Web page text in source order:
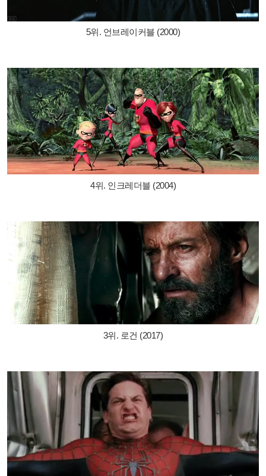
5위. 언브레이커블 (2000)
4위. 인크레더블 (2004)
3위. 로건 (2017)